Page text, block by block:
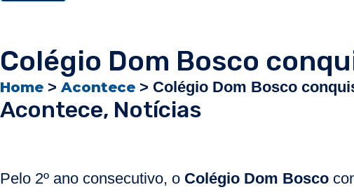
Colégio Dom Bosco
Home > Acontece > Colégio Dom Bosco
Acontece, Notícias
Pelo 2º ano consecutivo, o Colégio Dom Bosco